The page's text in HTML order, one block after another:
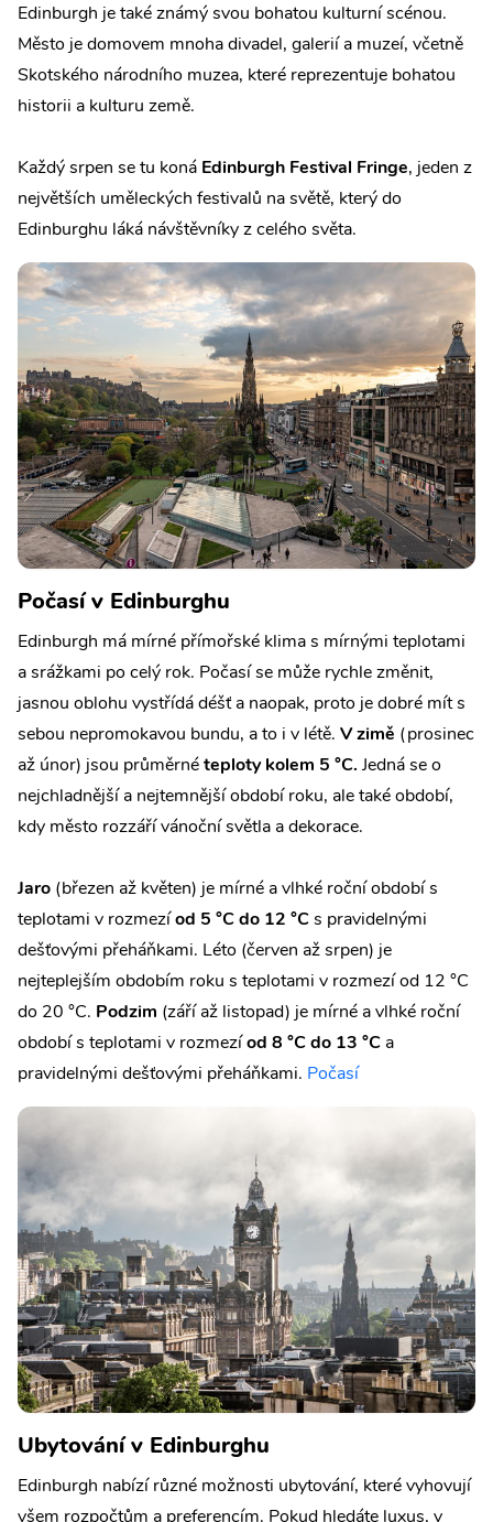
Edinburgh je také známý svou bohatou kulturní scénou.
Město je domovem mnoha divadel, galerií a muzeí, včetně
Skotského národního muzea, které reprezentuje bohatou
historii a kulturu země.
Každý srpen se tu koná Edinburgh Festival Fringe, jeden z
největších uměleckých festivalů na světě, který do
Edinburghu láká návštěvníky z celého světa.
Počasí v Edinburghu
Edinburgh má mírné přímořské klima s mírnými teplotami
a srážkami po celý rok. Počasí se může rychle změnit,
jasnou oblohu vystřídá déšť a naopak, proto je dobré mít s
sebou nepromokavou bundu, a to i v létě. V zimě (prosinec
až únor) jsou průměrnéteploty kolem 5 °C. Jedná se o
nejchladnější a nejtemnější období roku, ale také období,
kdy město rozzáří vánoční světla a dekorace.
Jaro (březen až květen) je mírné a vlhké roční období s
teplotami v rozmezíod 5 °C do 12 °Cs pravidelnými
dešťovými přeháňkami. Léto (červen až srpen) je
nejteplejším obdobím roku s teplotami v rozmezí od 12 °C
do 20 °C. Podzim (září až listopad) je mírné a vlhké roční
období s teplotami v rozmezíod 8 °C do 13 °C a
pravidelnými dešťovými přeháňkami. Počasí
Ubytování v Edinburghu
Edinburgh nabízí různé možnosti ubytování, které vyhovují
všem rozpočtům a preferencím. Pokud hledáte luxus, v